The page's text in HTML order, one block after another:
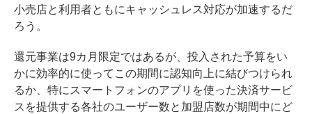
小売店と利用者ともにキャッシュレス対応が加速するだ
ろう。
還元事業は9カ月限定ではあるが、投入された予算をい
かに効率的に使ってこの期間に認知向上に結びつけられ
るか、特にスマートフォンのアプリを使った決済サービ
スを提供する各社のユーザー数と加盟店数が期間中にど